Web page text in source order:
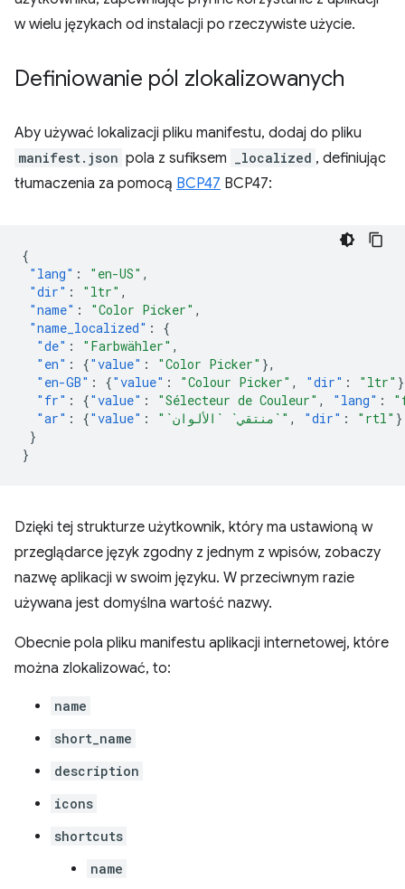
w wielu językach od instalacji po rzeczywiste użycie.
Definiowanie pól zlokalizowanych
Aby używać lokalizacji pliku manifestu, dodaj do pliku
manifest.json pola z sufiksem _localized , definiując
tłumaczenia za pomocą BCP47 BCP47:
{
"lang" : "en-US" ,
"dir" : "ltr" ,
"name" : "Color Picker" ,
"name_localized" :
{
"de" : "Farbwähler" ,
"en" : {"value" : "Color Picker" },
"en-GB" : {"value" : "Colour Picker" , "dir" : "ltr"
"fr" : {"value" : "Sélecteur de Couleur" , "lang" :
"ar" : {"value" : "`منتقي` `الألوان`" , "dir" : "rtl" }
}
}
Dzięki tej strukturze użytkownik, który ma ustawioną w
przeglądarce język zgodny z jednym z wpisów, zobaczy
nazwę aplikacji w swoim języku. W przeciwnym razie
używana jest domyślna wartość nazwy.
Obecnie pola pliku manifestu aplikacji internetowej, które
można zlokalizować, to:
name
short_name
description
icons
shortcuts
name